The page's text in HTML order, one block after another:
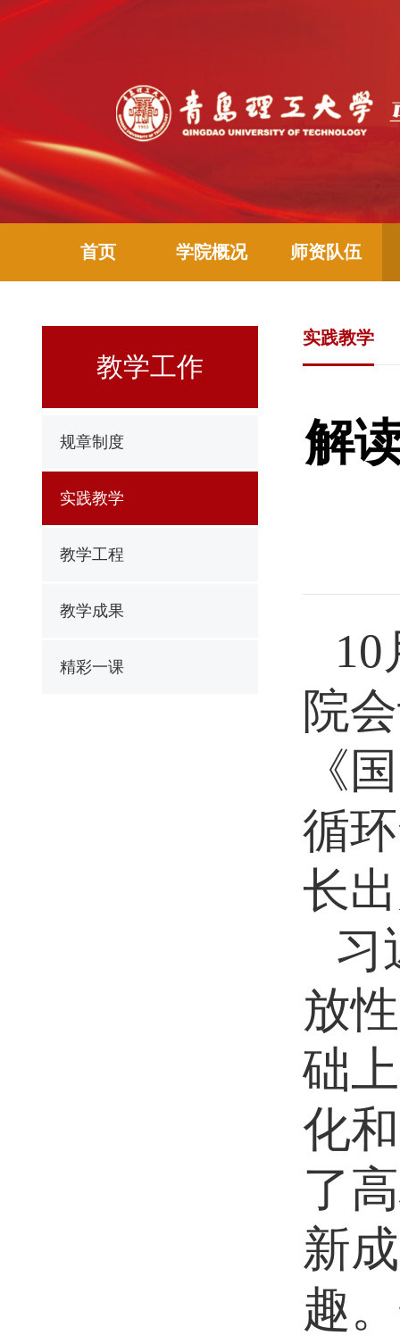
首页 学院概况 师资队伍
教学工作
规章制度
实践教学
教学工程
教学成果
精彩一课
实践教学
解
院
《
循
长
习
放
础
化
了
新
趣。